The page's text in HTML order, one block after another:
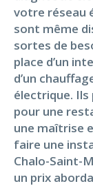
votre réseau
sont même
sortes de
place d’un
d’un
électrique.
pour une
une maîtrise
faire une
Chalo-Saint-
un prix